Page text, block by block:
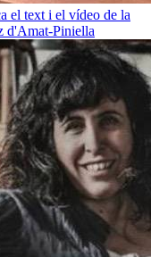
el text i el vídeo de la
d'Amat-Piniella